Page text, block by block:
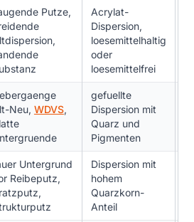
Putze,
Acrylat-
Dispersion,
loesemittelhaltig
oder
loesemittelfrei
Neu, WDVS,
gefuellte
Dispersion mit
Quarz und
Pigmenten
Untergrund
Reibeputz,
Dispersion mit
hohem
Quarzkorn-
Anteil